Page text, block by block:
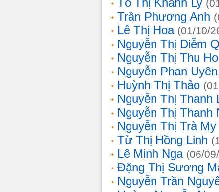
Tô Thị Khánh Ly
Trần Phương Anh
Lê Thị Hoa (01/10/
Nguyễn Thị Diễm
Nguyễn Thị Thu
Nguyễn Phan
Huỳnh Thị Thảo
Nguyễn Thị Thanh
Nguyễn Thị Thanh
Nguyễn Thị Trà My
Từ Thị Hồng Linh
Lê Minh Nga (06/
Đặng Thị Sương
Nguyễn Trần